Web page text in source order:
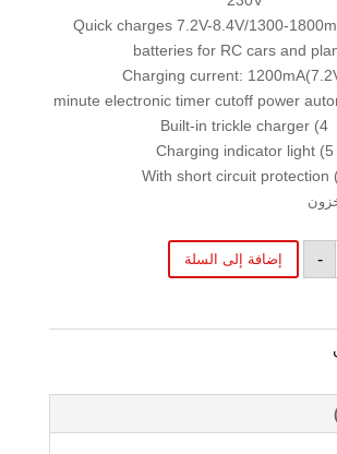
1) Quick charges 7.2V-8.4V/1300-
batteries for RC cars and
4) Built-in trickle charger
5) Charging indicator light
- إضافة إلى السلة